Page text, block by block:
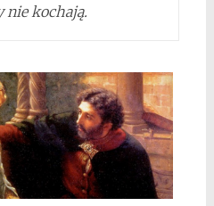
nie kochają.